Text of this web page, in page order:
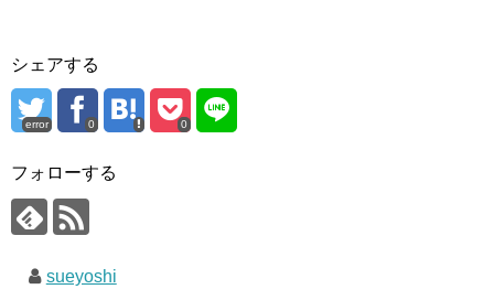
シェアする
error 0 0
フォローする
sueyoshi